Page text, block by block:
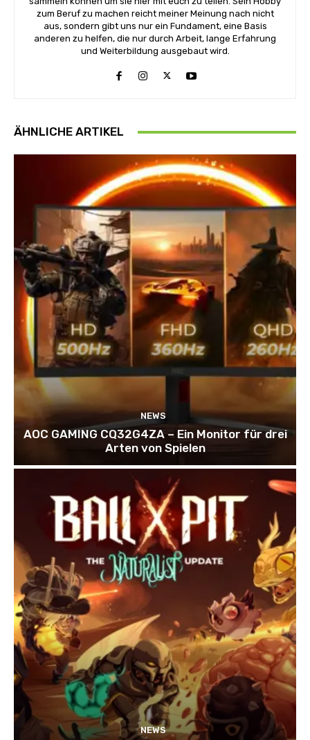
zum Beruf zu machen reicht meiner Meinung nach nicht
aus, sondern gibt uns nur ein Fundament, eine Basis
anderen zu helfen, die nur durch Arbeit, lange Erfahrung
und Weiterbildung ausgebaut wird.
ÄHNLICHE ARTIKEL
NEWS
AOC GAMING CQ32G4ZA – Ein Monitor für drei
Arten von Spielen
NEWS